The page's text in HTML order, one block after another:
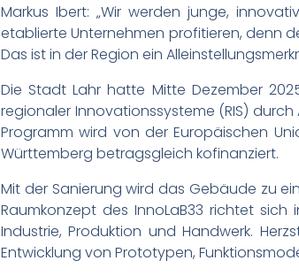
Markus Ibert: „Wir werden junge,
etablierte Unternehmen profitieren, denn
Das ist in der Region ein
Die Stadt Lahr hatte Mitte Dezember
regionaler Innovationssysteme (RIS)
Programm wird von der Europäischen
Württemberg betragsgleich kofinanziert.
Mit der Sanierung wird das Gebäude zu
Raumkonzept des InnoLaB33 richtet
Industrie, Produktion und Handwerk.
Entwicklung von Prototypen,